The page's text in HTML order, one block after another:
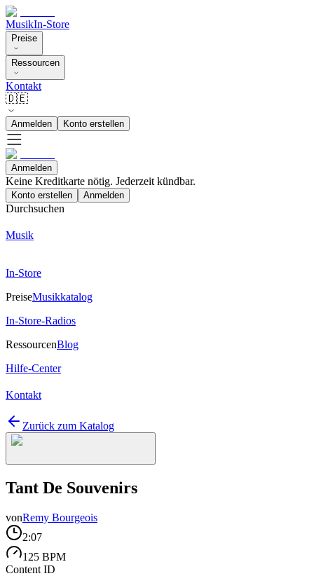
MusikIn-Store
Preise
Ressourcen
Kontakt
🇩🇪
Anmelden Konto erstellen
Anmelden
Keine Kreditkarte nötig. Jederzeit kündbar.
Konto erstellen Anmelden
Durchsuchen
Musik
In-Store
PreiseMusikkatalog
In-Store-Radios
RessourcenBlog
Hilfe-Center
Kontakt
Zurück zum Katalog
Tant De Souvenirs
vonRemy Bourgeois
2:07
125 BPM
Content ID